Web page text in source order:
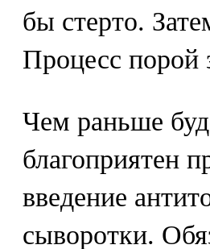
бы стерто.
Процесс порой
Чем раньше
благоприятен
введение
сыворотки.